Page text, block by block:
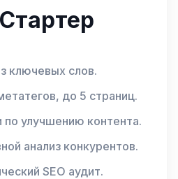
ключевых слов.
до 5 страниц.
улучшению контента.
анализ конкурентов.
SEO аудит.